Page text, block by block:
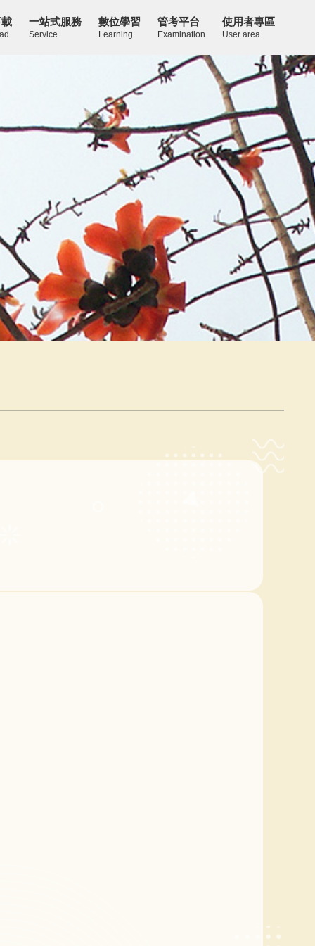
一站式服務
Service
數位學習
Learning
管考平台
Examination
使用者專區
User area